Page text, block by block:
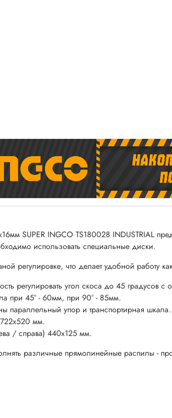
SUPER INGCO TS180028 INDUSTRIAL
использовать специальные диски.
регулировке, что делает удобной работу
регулировать угол скоса до 45 градусов с
при 45° - 60мм, при 90° - 85мм.
параллельный упор и транспортирная шкала.
722х520 мм.
/ справа) 440х125 мм.
различные прямолинейные распилы -